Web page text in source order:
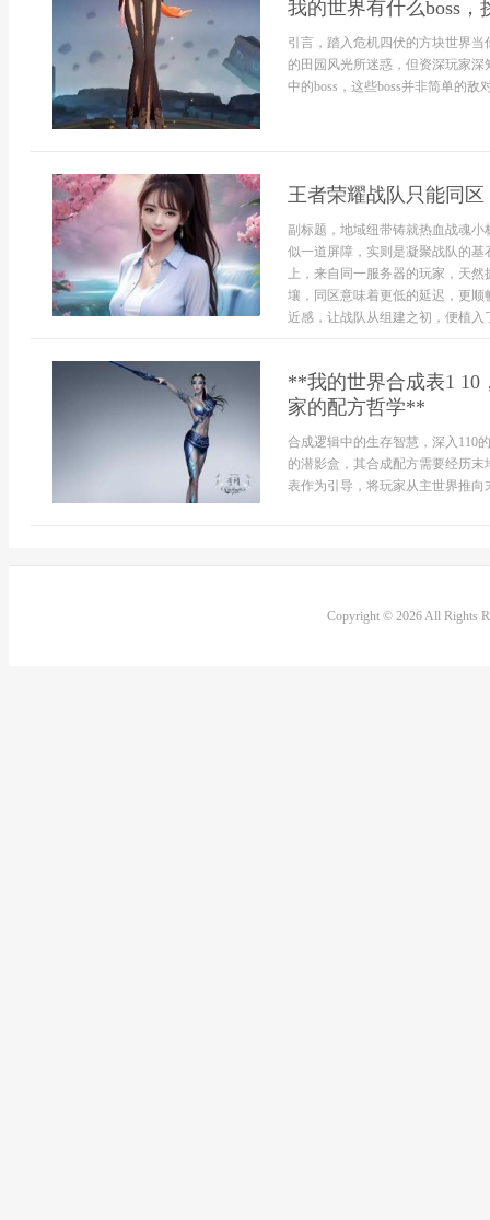
我的世界有什么boss
引言，踏入危机四伏的方块世界
的田园风光所迷惑，但资深玩家
中的boss，这些boss并非简单的
王者荣耀战队只能同
副标题，地域纽带铸就热血战魂
似一道屏障，实则是凝聚战队的
上，来自同一服务器的玩家，天
壤，同区意味着更低的延迟，更
近感，让战队从组建之初，便植入
**我的世界合成表1 10
家的配方哲学**
合成逻辑中的生存智慧，深入110
的潜影盒，其合成配方需要经历
表作为引导，将玩家从主世界推
Copyright © 2026 All Rights